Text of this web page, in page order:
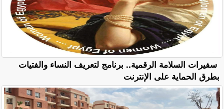
سفيرات السلامة الرقمية.. برنامج لتعريف النساء والفتيات
بطرق الحماية على الإنترنت